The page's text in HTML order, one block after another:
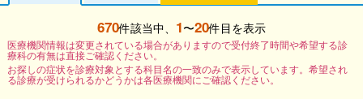
670件該当中、 1〜20件目を表示
医療機関情報は変更されている場合がありますので受付終了時間や希望する診
療科の有無は直接ご確認ください。
お探しの症状を診療対象とする科目名の一致のみで表示しています。希望され
る診療が受けられるかどうかは各医療機関にご確認ください。